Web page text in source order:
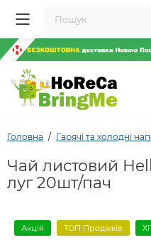
Головна Гарячі та холодні
Чай листовий
луг 20шт/пач
Акція ТОП Продажів